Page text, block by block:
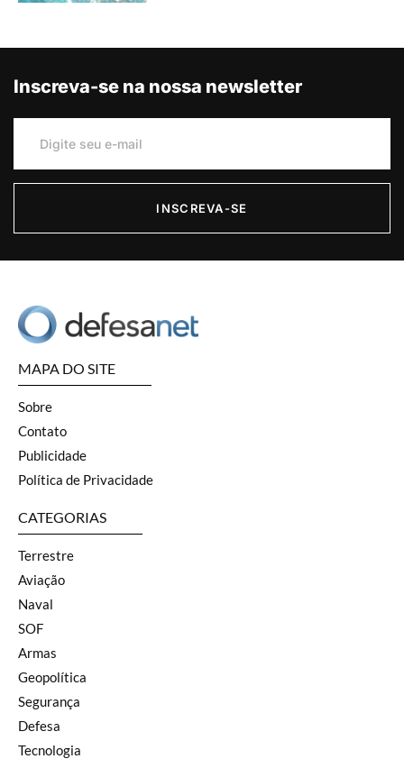
Inscreva-se na nossa newsletter
INSCREVA-SE
MAPA DO SITE
Sobre
Contato
Publicidade
Política de Privacidade
CATEGORIAS
Terrestre
Aviação
Naval
SOF
Armas
Geopolítica
Segurança
Defesa
Tecnologia